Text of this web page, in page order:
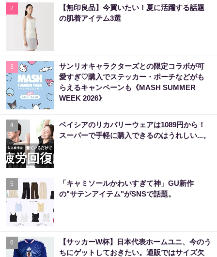
2
【無印良品】今買いたい！夏に活躍する話題
の肌着アイテム3選
3
サンリオキャラクターズとの限定コラボが可
愛すぎ♡購入でステッカー・ポーチなどがも
らえるキャンペーンも《MASH SUMMER
WEEK 2026》
4
ベイシアのリカバリーウェアは1089円から！
スーパーで手軽に購入できるのはうれしい...。
5
「キャミソールかわいすぎて神」GU新作
の"サテンアイテム"がSNSで話題。
6
【サッカーW杯】日本代表ホームユニ、今のう
ちにゲットしておきたい。通販ではサイズ欠